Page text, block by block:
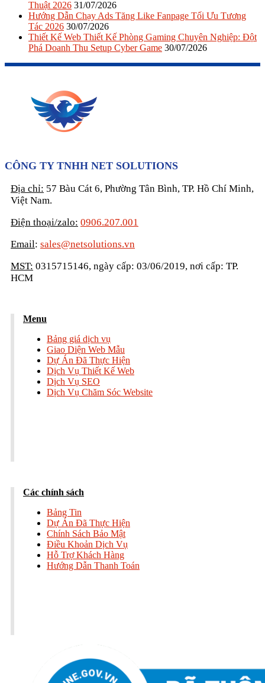
Thuật 2026 31/07/2026
Hướng Dẫn Chạy Ads Tăng Like Fanpage Tối Ưu Tương
Tác 2026 30/07/2026
Thiết Kế Web Thiết Kế Phòng Gaming Chuyên Nghiệp: Đột
Phá Doanh Thu Setup Cyber Game 30/07/2026
CÔNG TY TNHH NET SOLUTIONS
Địa chỉ: 57 Bàu Cát 6, Phường Tân Bình, TP. Hồ Chí Minh,
Việt Nam.
Điện thoại/zalo: 0906.207.001
Email: sales@netsolutions.vn
MST: 0315715146, ngày cấp: 03/06/2019, nơi cấp: TP.
HCM
Menu
Bảng giá dịch vụ
Giao Diện Web Mẫu
Dự Án Đã Thực Hiện
Dịch Vụ Thiết Kế Web
Dịch Vụ SEO
Dịch Vụ Chăm Sóc Website
Các chính sách
Bảng Tin
Dự Án Đã Thực Hiện
Chính Sách Bảo Mật
Điều Khoản Dịch Vụ
Hỗ Trợ Khách Hàng
Hướng Dẫn Thanh Toán